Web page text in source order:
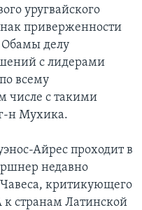
уругвайского
приверженности
делу
с лидерами
всему
числе с такими
н Мухика.
Айрес проходит в
недавно
критикующего
странам Латинской